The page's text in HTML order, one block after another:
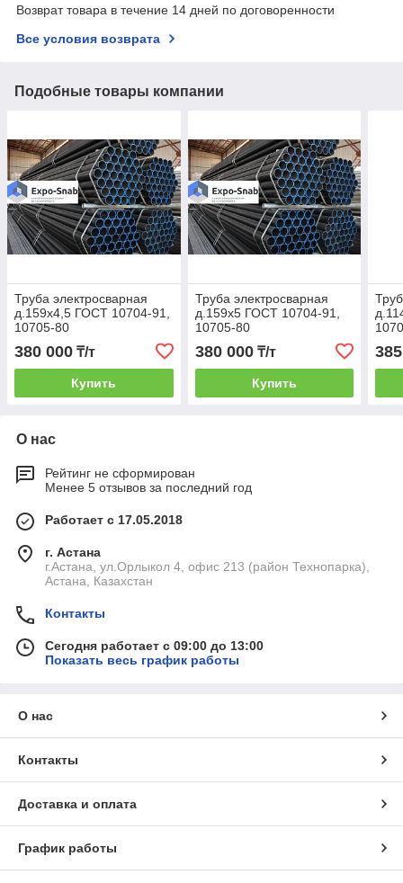
Возврат товара в течение 14 дней по договоренности
Все условия возврата
Подобные товары компании
Труба электросварная
д.159х4,5 ГОСТ 10704-91,
10705-80
380 000 ₸/т
Купить
Труба электросварная
д.159х5 ГОСТ 10704-91,
10705-80
380 000₸/т
Купить
О нас
Рейтинг не сформирован
Менее 5 отзывов за последний год
Работает с 17.05.2018
г. Астана
г.Астана, ул.Орлыкол 4, офис 213 (район Технопарка),
Астана, Казахстан
Контакты
Сегодня работает с 09:00 до 13:00
Показать весь график работы
О нас
Контакты
Доставка и оплата
График работы